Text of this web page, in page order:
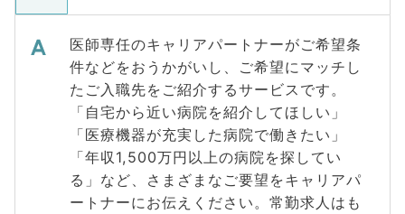
医師専任のキャリアパートナーがご希望条
件などをおうかがいし、ご希望にマッチし
たご入職先をご紹介するサービスです。
「自宅から近い病院を紹介してほしい」
「医療機器が充実した病院で働きたい」
「年収1,500万円以上の病院を探してい
る」など、さまざまなご要望をキャリアパ
ートナーにお伝えください。常勤求人はも